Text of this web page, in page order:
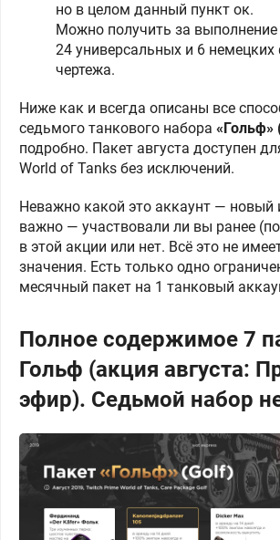
но в целом данный пункт ок.
Можно получить за выполнение
24 универсальных и 6
чертежа.
Ниже как и всегда описаны все
седьмого танкового набора «Гольф»
подробно. Пакет августа доступен
World of Tanks без исключений.
Неважно какой это аккаунт — новый
важно — участвовали ли вы ранее
в этой акции или нет. Всё это не
значения. Есть только одно
месячный пакет на 1 танковый
Полное содержимое 7
Гольф (акция августа:
эфир). Седьмой набор